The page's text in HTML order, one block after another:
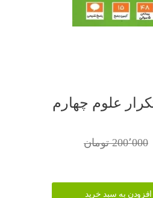
علوم چهارم
200٬000 تومان
افزودن به سبد خرید